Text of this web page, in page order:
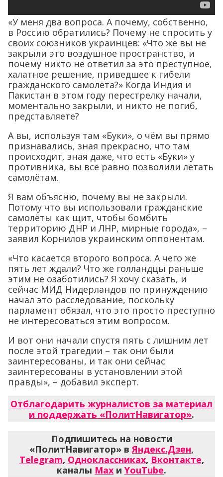
«У меня два вопроса. А почему, собственно,
в Россию обратились? Почему не спросить у
своих союзников украинцев: «Что же вы не
закрыли это воздушное пространство, и
почему никто не ответил за это преступное,
халатное решение, приведшее к гибели
гражданского самолёта?» Когда Индия и
Пакистан в этом году перестрелку начали,
моментально закрыли, и никто не погиб,
представляете?
А вы, используя там «Буки», о чём вы прямо
признавались, зная прекрасно, что там
происходит, зная даже, что есть «Буки» у
противника, вы всё равно позволили летать
самолётам.
Я вам объясню, почему вы не закрыли.
Потому что вы использовали гражданские
самолёты как щит, чтобы бомбить
территорию ДНР и ЛНР, мирные города», –
заявил Корнилов украинским оппонентам.
«Что касается второго вопроса. А чего же
пять лет ждали? Что же голландцы раньше
этим не озаботились? Я хочу сказать, и
сейчас МИД Нидерландов по принуждению
начал это расследование, поскольку
парламент обязал, что это просто преступно
не интересоваться этим вопросом.
И вот они начали спустя пять с лишним лет
после этой трагедии – так они были
заинтересованы, и так они сейчас
заинтересованы в установлении этой
правды», – добавил эксперт.
Отблагодарить журналистов за материал
и поддержать «ПолитНавигатор».
Подпишитесь на новости
«ПолитНавигатор» вЯндекс.Дзен,
Telegram, Одноклассниках, Вконтакте,
каналы Max и YouTube.